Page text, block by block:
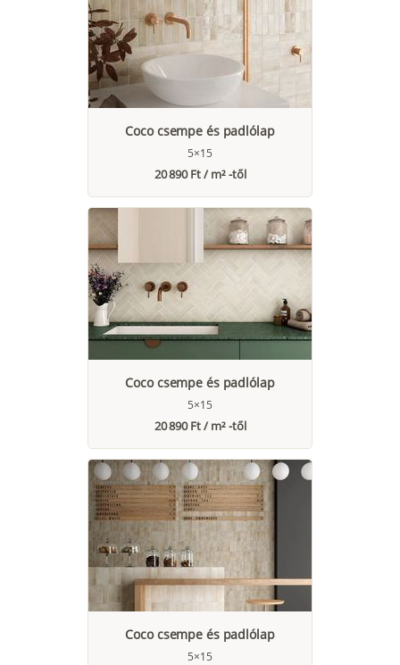
Coco csempe és padlólap
5×15
20 890 Ft / m² -től
Coco csempe és padlólap
5×15
20 890 Ft / m² -től
Coco csempe és padlólap
5×15